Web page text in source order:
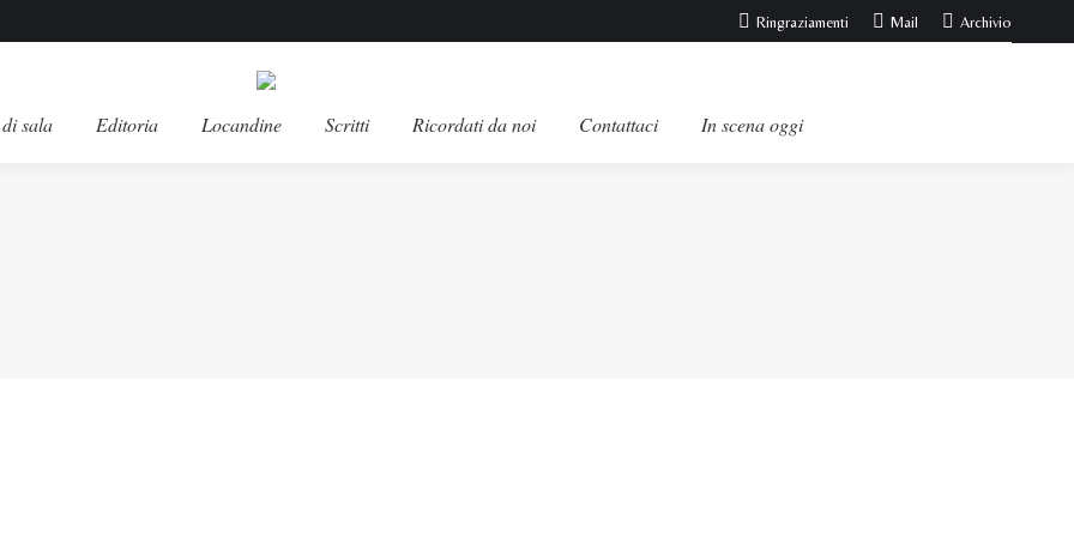
Ringraziamenti Mail Archivio
sala Editoria Locandine Scritti Ricordati da noi Contattaci In scena oggi